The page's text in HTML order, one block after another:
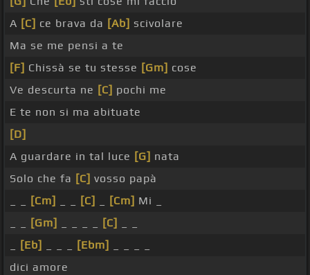
A [C] ce brava da [Ab] scivolare
Ma se me pensi a te
[F] Chissà se tu stesse [Gm] cose
Ve descurta ne [C] pochi me
E te non si ma abituate
[D]
A guardare in tal luce [G] nata
Solo che fa [C] vosso papà
[Cm] [C] [Cm] Mi _
[Gm] [C]
[Eb] [Ebm]
dici amore